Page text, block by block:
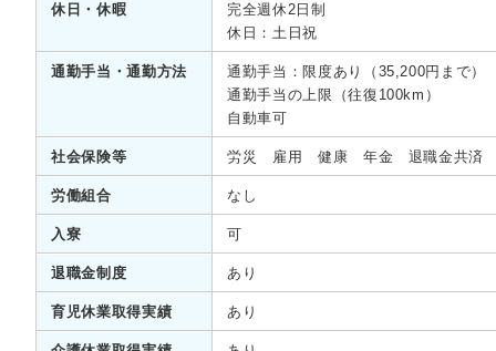
休日・休暇
完全週休2日制
休日：土日祝
通勤手当・通勤方法
通勤手当：限度あり（35,200円まで
通勤手当の上限（往復100km）
自動車可
社会保険等 労災 雇用 健康 年金 退職金共済
労働組合 なし
入寮 可
退職金制度 あり
育児休業取得実績 あり